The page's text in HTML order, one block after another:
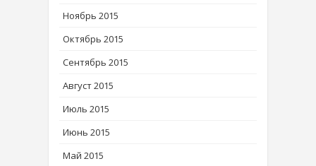
Ноябрь 2015
Октябрь 2015
Сентябрь 2015
Август 2015
Июль 2015
Июнь 2015
Май 2015